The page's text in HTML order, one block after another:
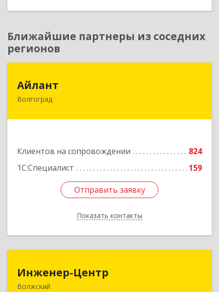
Ближайшие партнеры из соседних
регионов
Айлант
Волгоград
Клиентов на сопровождении
824
1С:Специалист
159
Отправить заявку
Показать контакты
400001, Волгоградская обл, Волгоград г, им
Отправить заявку
Назад
Инженер-Центр
Волжский404120, Волгоградская обл, Волжский г, им